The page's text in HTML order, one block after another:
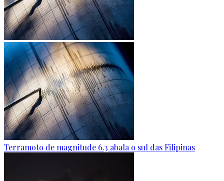
Terramoto de magnitude 6.3 abala o sul das Filipinas